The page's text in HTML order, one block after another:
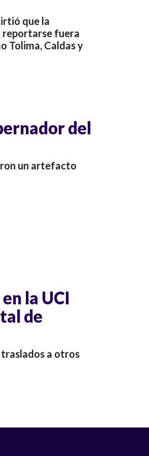
que la
reportarse fuera
Tolima, Caldas y
del
un artefacto
la UCI
de
a otros